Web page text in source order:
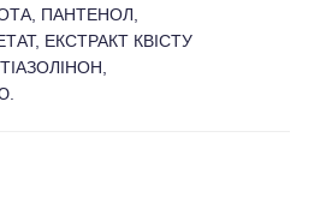
ПАНТЕНОЛ,
ЕКСТРАКТ КВІСТУ